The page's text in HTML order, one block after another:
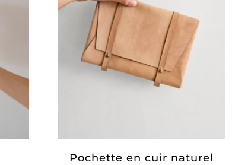
Pochette en cuir naturel